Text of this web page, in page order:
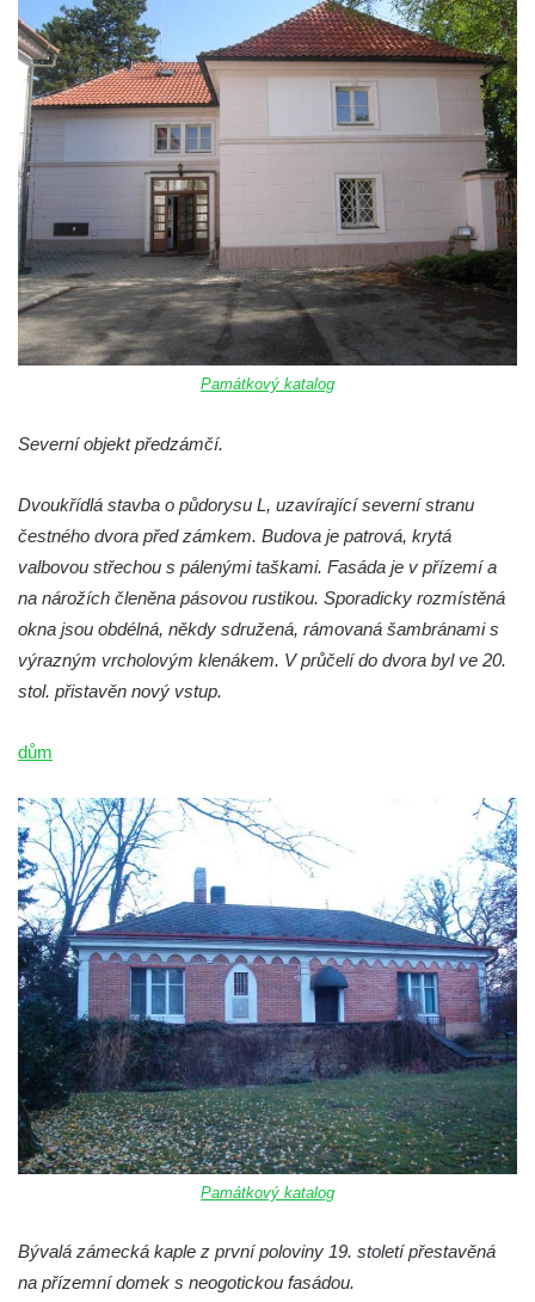
Památkový katalog
Severní objekt předzámčí.
Dvoukřídlá stavba o půdorysu L, uzavírající severní stranu
čestného dvora před zámkem. Budova je patrová, krytá
valbovou střechou s pálenými taškami. Fasáda je v přízemí a
na nárožích členěna pásovou rustikou. Sporadicky rozmístěná
okna jsou obdélná, někdy sdružená, rámovaná šambránami s
výrazným vrcholovým klenákem. V průčelí do dvora byl ve 20.
stol. přistavěn nový vstup.
dům
Památkový katalog
Bývalá zámecká kaple z první poloviny 19. století přestavěná
na přízemní domek s neogotickou fasádou.